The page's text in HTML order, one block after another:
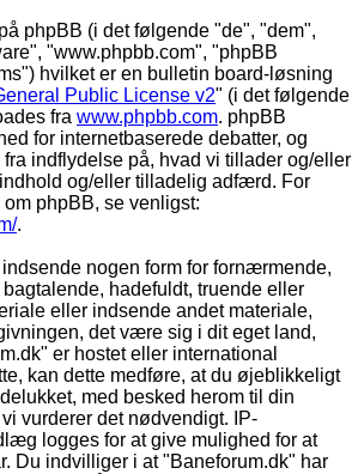
phpBB (i det følgende "de", "dem",
"www.phpbb.com", "phpBB
hvilket er en bulletin board-løsning
Public License v2" (i det følgende
fra www.phpbb.com. phpBB
for internetbaserede debatter, og
indflydelse på, hvad vi tillader og/eller
og/eller tilladelig adfærd. For
phpBB, se venligst:
.
nogen form for fornærmende,
hadefuldt, truende eller
eller indsende andet materiale,
det være sig i dit eget land,
er hostet eller international
kan dette medføre, at du øjeblikkeligt
med besked herom til din
vurderer det nødvendigt. IP-
logges for at give mulighed for at
Du indvilliger i at "Baneforum.dk" har